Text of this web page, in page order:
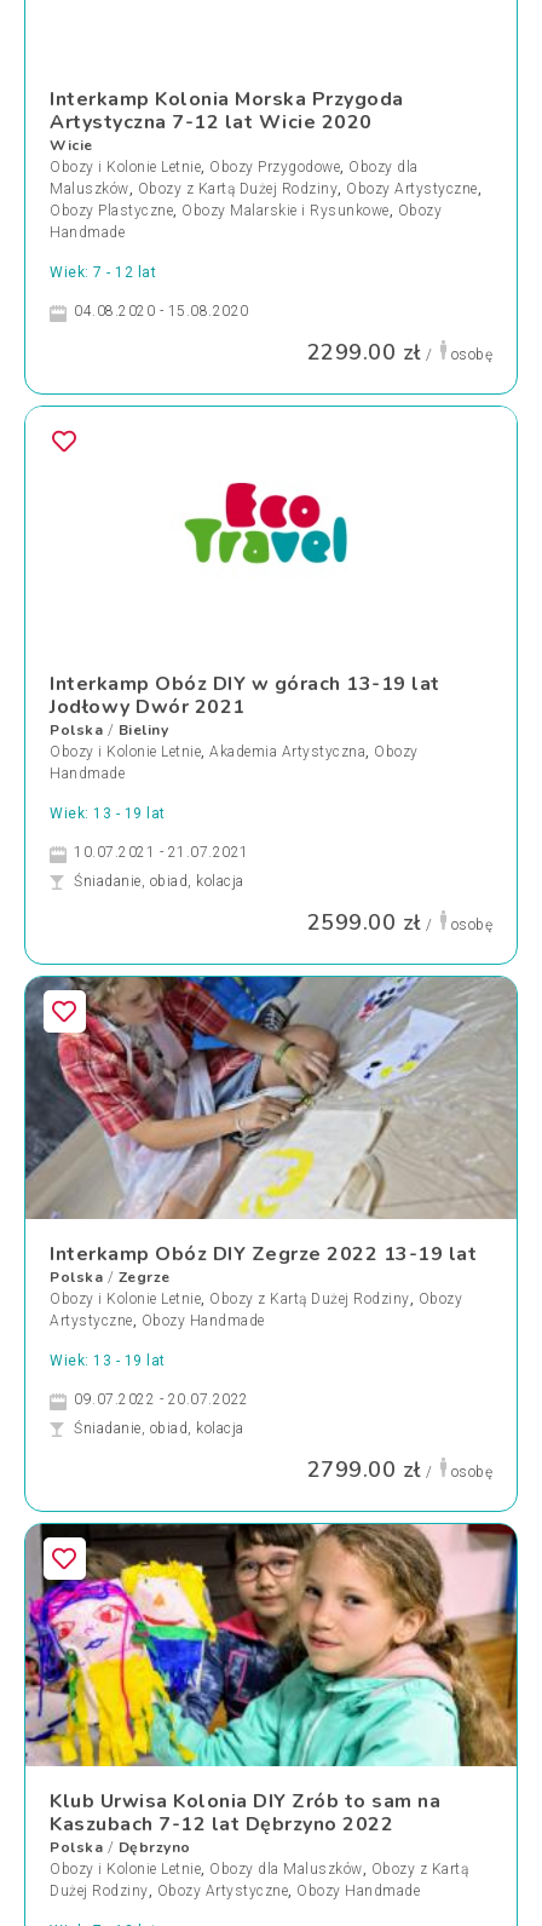
Interkamp Kolonia Morska Przygoda
Artystyczna 7-12 lat Wicie 2020
Wicie
Obozy i Kolonie Letnie, Obozy Przygodowe, Obozy dla
Maluszków, Obozy z Kartą Dużej Rodziny, Obozy Artystyczne,
Obozy Plastyczne, Obozy Malarskie i Rysunkowe, Obozy
Handmade
Wiek: 7 - 12 lat
04.08.2020 - 15.08.2020
2299.00 zł / osobę
Interkamp Obóz DIY w górach 13-19 lat
Jodłowy Dwór 2021
Polska / Bieliny
Obozy i Kolonie Letnie, Akademia Artystyczna, Obozy
Handmade
Wiek: 13 - 19 lat
10.07.2021 - 21.07.2021
Śniadanie, obiad, kolacja
2599.00 zł / osobę
Interkamp Obóz DIY Zegrze 2022 13-19 lat
Polska / Zegrze
Obozy i Kolonie Letnie, Obozy z Kartą Dużej Rodziny, Obozy
Artystyczne, Obozy Handmade
Wiek: 13 - 19 lat
09.07.2022 - 20.07.2022
Śniadanie, obiad, kolacja
2799.00 zł / osobę
Klub Urwisa Kolonia DIY Zrób to sam na
Kaszubach 7-12 lat Dębrzyno 2022
Polska / Dębrzyno
Obozy i Kolonie Letnie, Obozy dla Maluszków, Obozy z Kartą
Dużej Rodziny, Obozy Artystyczne, Obozy Handmade